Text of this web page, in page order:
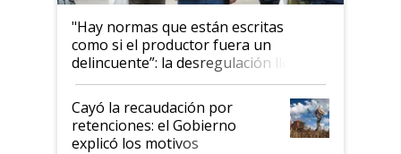
"Hay normas que están escritas
como si el productor fuera un
delincuente”: la desregulación llegó
al Congreso Aapresid y hasta se
habló del financiamiento al IPCVA
Cayó la recaudación por
retenciones: el Gobierno
explicó los motivos